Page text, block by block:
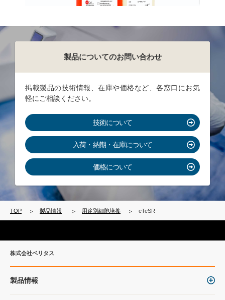
製品についてのお問い合わせ
掲載製品の技術情報、在庫や価格など、各窓口にお気
軽にご相談ください。
技術について
入荷・納期・在庫について
価格について
TOP 製品情報 用途別細胞培養 eTeSR
株式会社ベリタス
製品情報